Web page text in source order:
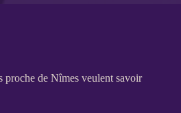
proche de Nîmes veulent savoir